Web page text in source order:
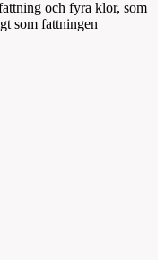
och fyra klor, som
som fattningen